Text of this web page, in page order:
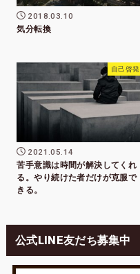
2018.03.10
気分転換
自己啓発
2021.05.14
苦手意識は時間が解決してくれ
る。やり続けた者だけが克服で
きる。
公式LINE友だち募集中